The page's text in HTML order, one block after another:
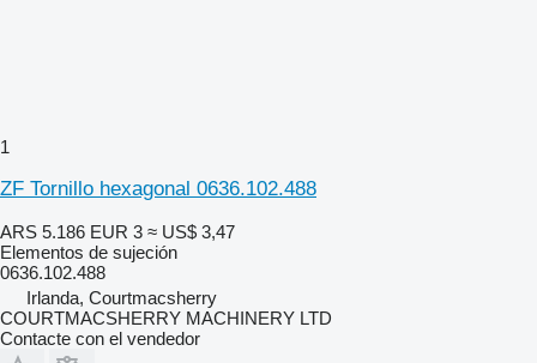
1
ZF Tornillo hexagonal 0636.102.488
ARS 5.186 EUR 3 ≈ US$ 3,47
Elementos de sujeción
0636.102.488
Irlanda, Courtmacsherry
COURTMACSHERRY MACHINERY LTD
Contacte con el vendedor